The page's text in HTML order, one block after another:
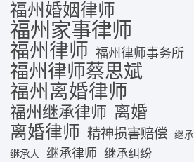
福州婚姻律师
福州家事律师
福州律师 福州律师事务所
福州律师蔡思斌
福州离婚律师
福州继承律师 离婚
离婚律师 精神损害赔偿 继承
继承人 继承律师 继承纠纷